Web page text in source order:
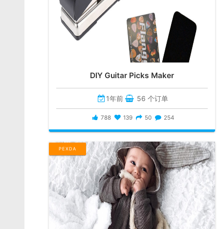
DIY Guitar Picks Maker
1年前 56 个订单
788 139 50 254
PEXDA